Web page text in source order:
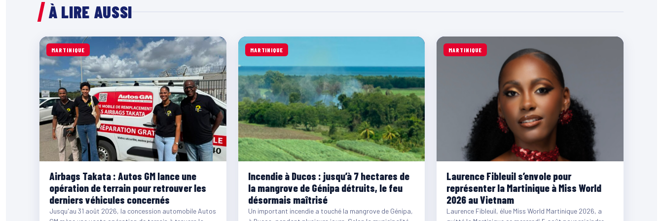
À LIRE AUSSI
MARTINIQUE
Airbags Takata : Autos GM lance une
opération de terrain pour retrouver les
derniers véhicules concernés
Jusqu'au 31 août 2026, la concession automobile Autos
MARTINIQUE
Incendie à Ducos : jusqu’à 7 hectares de
la mangrove de Génipa détruits, le feu
désormais maîtrisé
Un important incendie a touché la mangrove de Génipa,
MARTINIQUE
Laurence Fibleuil s’envole pour
représenter la Martinique à Miss World
2026 au Vietnam
Laurence Fibleuil, élue Miss World Martinique 2026, a